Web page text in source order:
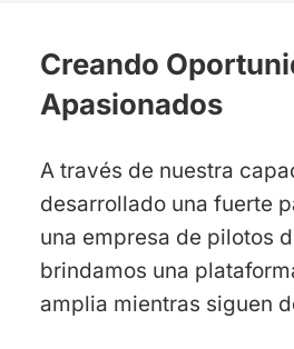
Creando
Apasionados
A través de nuestra
desarrollado una fuerte
una empresa de pilotos
brindamos una
amplia mientras siguen